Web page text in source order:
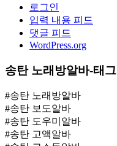
로그인
입력 내용 피드
댓글 피드
WordPress.org
송탄 노래방알바-태그
#송탄 노래방알바
#송탄 보도알바
#송탄 도우미알바
#송탄 고액알바